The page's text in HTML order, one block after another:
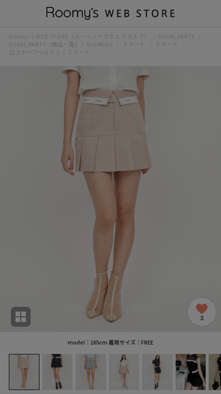
Roomy’s WEB STORE（ルーミィーズウェブストア）
ROYAL PARTY
ROYAL PARTY（商品一覧)
WOMENS スカート
スカート
ロゴテープベルトミニスカート
3
model：165cm 着用サイズ：FREE